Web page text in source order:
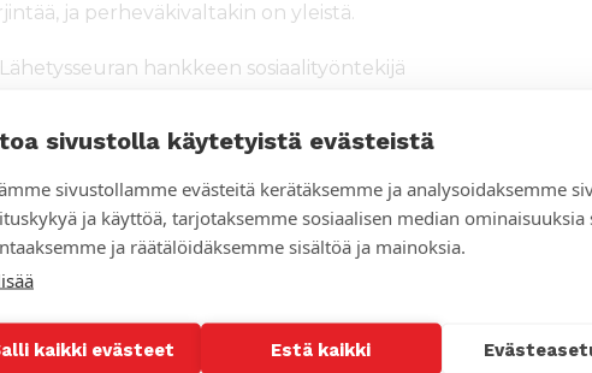
sivustolla käytetyistä evästeistä
sivustollamme evästeitä kerätäksemme ja analysoidaksemme
ja käyttöä, tarjotaksemme sosiaalisen median ominaisuuksia
ja räätälöidäksemme sisältöä ja mainoksia.
kaikki evästeet Estä kaikki
ja perheväkivaltakin on yleistä.
hankkeen sosiaalityöntekijä
tasa-arvo otetaan
konfliktien ratkaisun, hyvän
kautta.